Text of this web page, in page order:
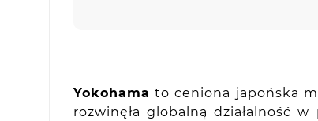
Yokohama to ceniona japońska
rozwinęła globalną działalność